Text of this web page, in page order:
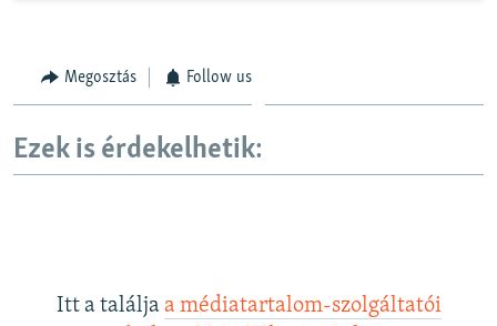
Megosztás Follow us
Ezek is érdekelhetik:
Itt a találja a médiatartalom-szolgáltatói